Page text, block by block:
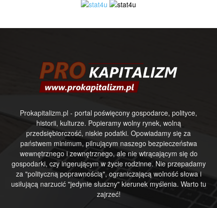
Prokapitalizm.pl - portal poświęcony gospodarce, polityce,
historii, kulturze. Popieramy wolny rynek, wolną
przedsiębiorczość, niskie podatki. Opowiadamy się za
państwem minimum, pilnującym naszego bezpieczeństwa
wewnętrznego i zewnętrznego, ale nie wtrącającym się do
gospodarki, czy ingerującym w życie rodzinne. Nie przepadamy
za "polityczną poprawnością", ograniczającą wolność słowa i
usiłującą narzucić "jedynie słuszny" kierunek myślenia. Warto tu
zajrzeć!